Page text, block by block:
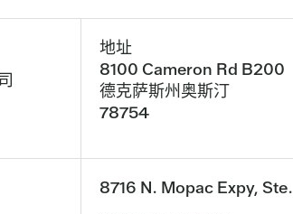
地址
8100 Cameron Rd B200
德克萨斯州奥斯汀
78754
8716 N. Mopac Expy, Ste.